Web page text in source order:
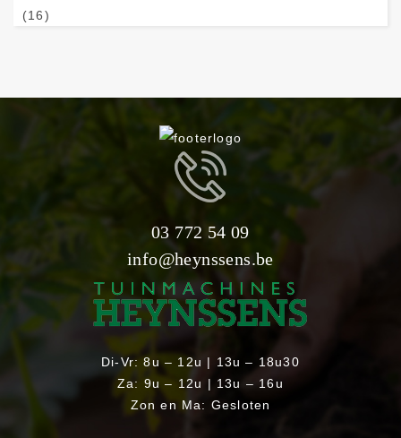
(16)
03 772 54 09
info@heynssens.be
Di-Vr: 8u – 12u | 13u – 18u30
Za: 9u – 12u | 13u – 16u
Zon en Ma: Gesloten